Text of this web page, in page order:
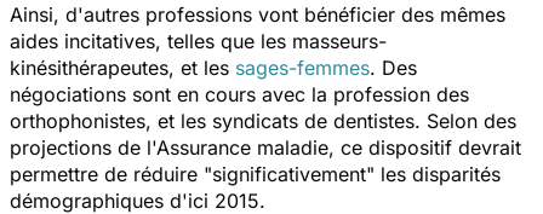
Ainsi, d'autres professions vont bénéficier des mêmes
aides incitatives, telles que les masseurs-
kinésithérapeutes, et les sages-femmes. Des
négociations sont en cours avec la profession des
orthophonistes, et les syndicats de dentistes. Selon des
projections de l'Assurance maladie, ce dispositif devrait
permettre de réduire "significativement" les disparités
démographiques d'ici 2015.